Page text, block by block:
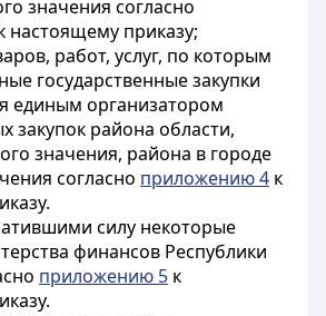
значения согласно
настоящему приказу;
работ, услуг, по которым
государственные закупки
единым организатором
закупок района области,
значения, района в городе
согласно приложению 4 к
силу некоторые
финансов Республики
приложению 5 к